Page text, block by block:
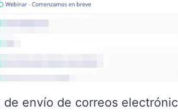
envío de correos